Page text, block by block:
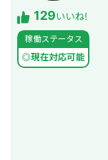
129いいね!
稼働ステータス
◎現在対応可能